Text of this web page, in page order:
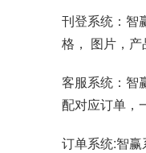
刊登系统：智
格， 图片，
客服系统：智
配对应订单，
订单系统:智